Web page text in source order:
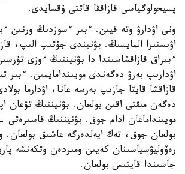
پسيحولوگياسى قازاققا قاتتى ۇقسايدى.
ونى اۋدارۋ وتە قيىن. ءبىر ءسوزدىڭ ورنىن
اۋىستىرا المايسىڭ. بۋنيندى جۇتىپ الىپ،
ءبىراق قازاقشاسىندا دا بۋنيننىڭ ءوزى
اۋدارىپ بەرۋ دەگەندى مويىندامايمىن. ءبىر
قازاقشا قايتا جازىپ بەرسە عانا، اۋدارما
دەگەن مىقتى اقىن بولعان. بۋنيننىڭ تۋعان
مويىنداماعان ادام جوق. بۋنيننىڭ قاسىرەتى
بولعان جوق، تەك ايەلدەرگە عاشىق بولعان.
جاسىندا قايتىس بولعان.